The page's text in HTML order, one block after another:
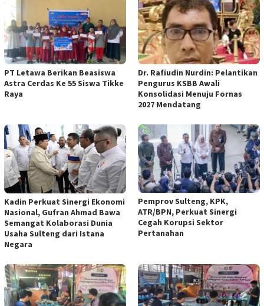
PT Letawa Berikan Beasiswa
Astra Cerdas Ke 55 Siswa Tikke
Raya
Dr. Rafiudin Nurdin: Pelantikan
Pengurus KSBB Awali
Konsolidasi Menuju Fornas
2027 Mendatang
Kadin Perkuat Sinergi Ekonomi
Nasional, Gufran Ahmad Bawa
Semangat Kolaborasi Dunia
Usaha Sulteng dari Istana
Negara
Pemprov Sulteng, KPK,
ATR/BPN, Perkuat Sinergi
Cegah Korupsi Sektor
Pertanahan